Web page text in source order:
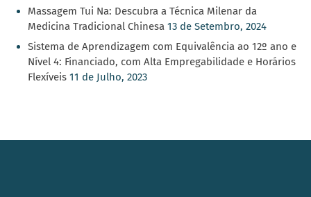
Massagem Tui Na: Descubra a Técnica Milenar da
Medicina Tradicional Chinesa 13 de Setembro, 2024
Sistema de Aprendizagem com Equivalência ao 12º ano e
Nível 4: Financiado, com Alta Empregabilidade e Horários
Flexíveis 11 de Julho, 2023